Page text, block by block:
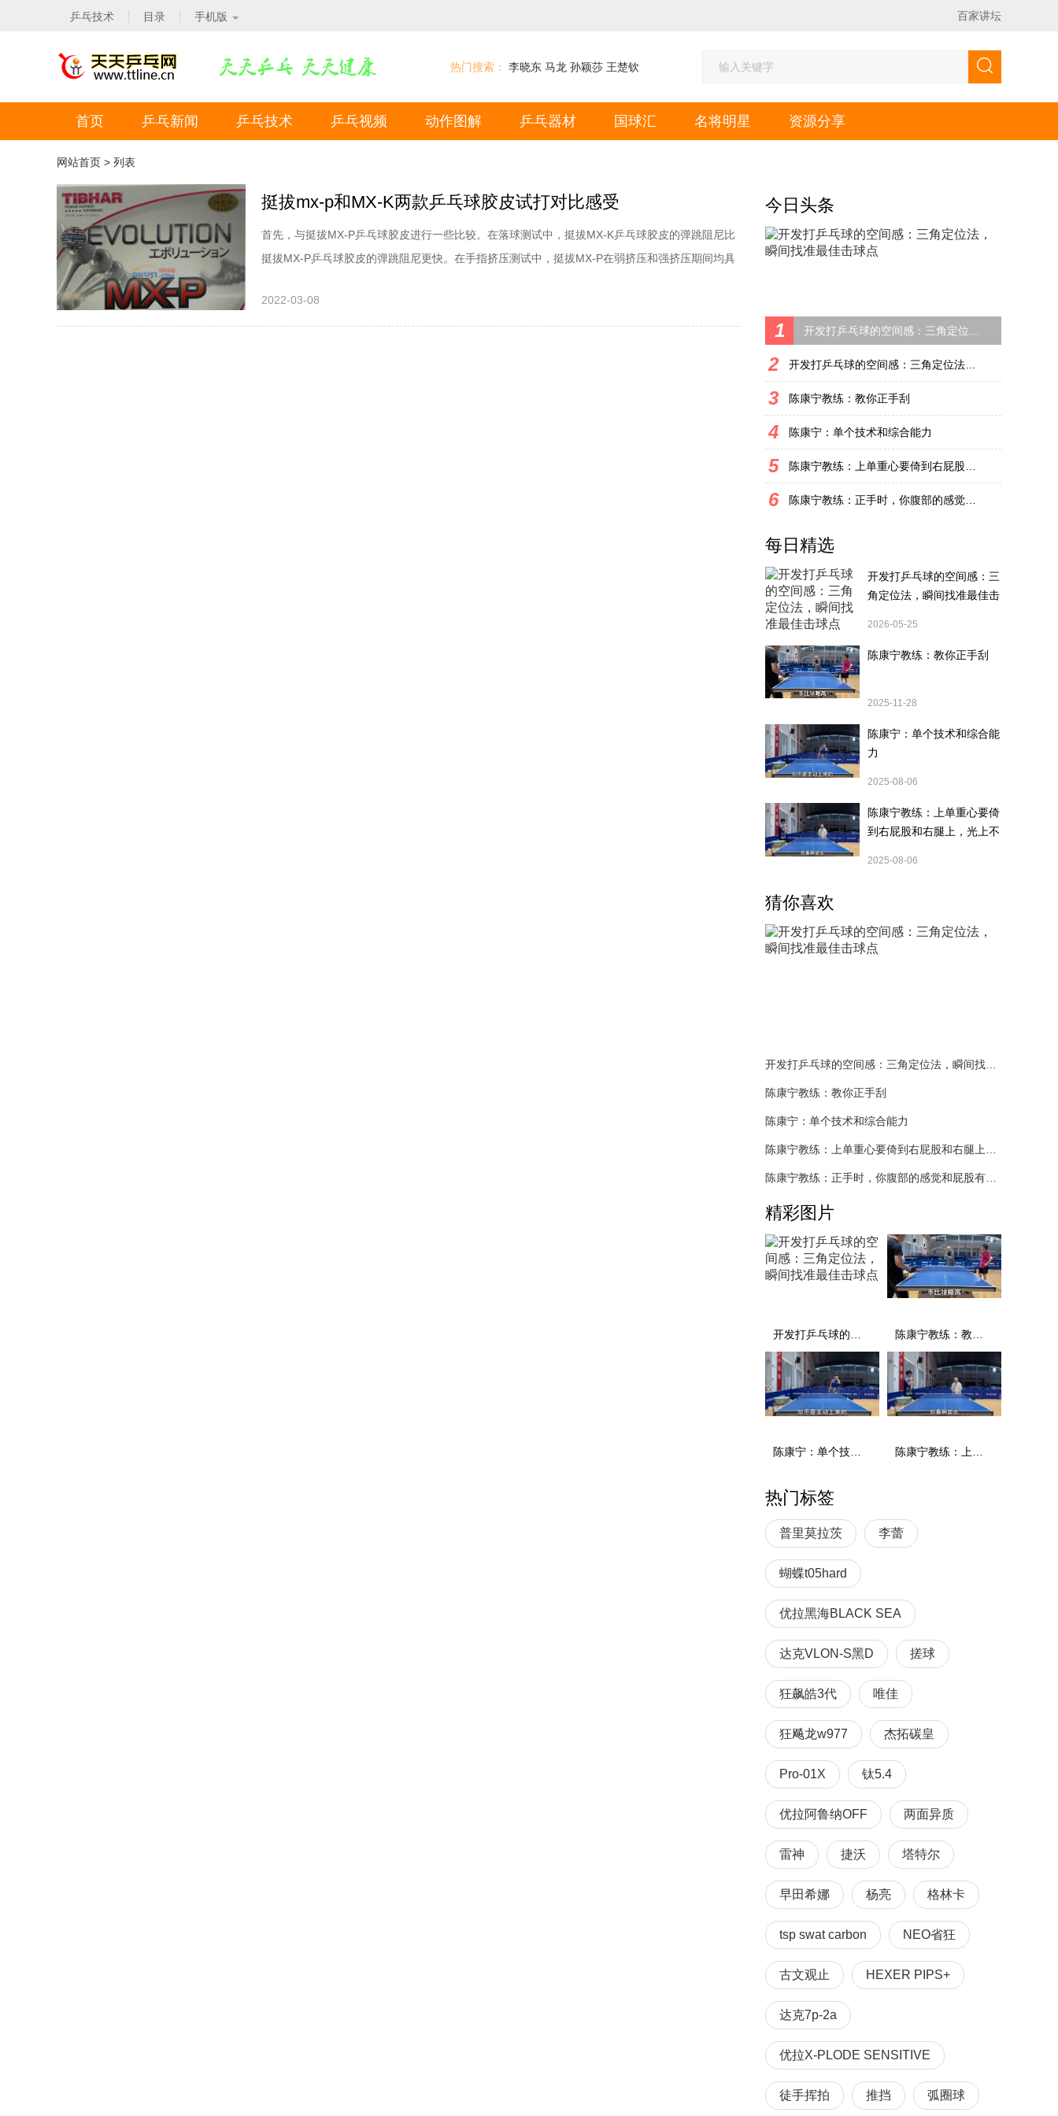
乒乓技术 目录 手机版 百家讲坛
热门搜索： 李晓东 马龙 孙颖莎 王楚钦
首页 乒乓新闻 乒乓技术 乒乓视频 动作图解 乒乓器材 国球汇 名将明星 资源分享
网站首页 > 列表
挺拔mx-p和MX-K两款乒乓球胶皮试打对比感受
首先，与挺拔MX-P乒乓球胶皮进行一些比较。在落球测试中，挺拔MX-K乒乓球胶皮的弹跳阻尼比
挺拔MX-P乒乓球胶皮的弹跳阻尼更快。在手指挤压测试中，挺拔MX-P在弱挤压和强挤压期间均具
绵插入，阻力会变得更强。TIBHAR挺拔变革能量EVOLUTIONMX-P乒乓球内能套胶击球时，使用
挺拔MX-P乒乓球胶皮时，
2022-03-08
今日头条
1
2
3 陈康宁教练：教你正手刮
4 陈康宁：单个技术和综合能力
5
6
每日精选
开发打乒乓球的空间感：三
角定位法，瞬间找准最佳击
2026-05-25
陈康宁教练：教你正手刮
2025-11-28
陈康宁：单个技术和综合能
力
2025-08-06
陈康宁教练：上单重心要倚
到右屁股和右腿上，光上不
2025-08-06
猜你喜欢
陈康宁教练：教你正手刮
陈康宁：单个技术和综合能力
精彩图片
热门标签
普里莫拉茨 李蕾
蝴蝶t05hard
优拉黑海BLACK SEA
达克VLON-S黑D 搓球
狂飙皓3代 唯佳
狂飚龙w977 杰拓碳皇
Pro-01X 钛5.4
优拉阿鲁纳OFF 两面异质
雷神 捷沃 塔特尔
早田希娜 杨亮 格林卡
tsp swat carbon NEO省狂
古文观止 HEXER PIPS+
达克7p-2a
优拉X-PLODE SENSITIVE
徒手挥拍 推挡 弧圈球